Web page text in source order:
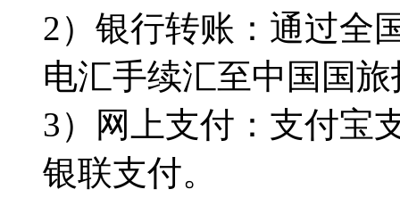
2）银行转账：通过全
电汇手续汇至中国国
3）网上支付：支付宝
银联支付。